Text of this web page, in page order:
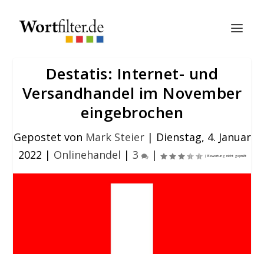
Destatis: Internet- und
Versandhandel im November
eingebrochen
Gepostet von Mark Steier| Dienstag, 4. Januar
2022 | Onlinehandel | 3 |